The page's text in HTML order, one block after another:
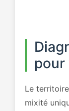
pour
Le
mixité